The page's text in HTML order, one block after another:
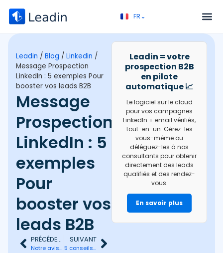
FR⌄
EN⌄
Leadin / Blog / Linkedin /
Message Prospection
LinkedIn : 5 exemples Pour
booster vos leads B2B
Message
Prospection
LinkedIn : 5
exemples
Pour
booster vos
leads B2B
PRÉCÉDENT
Notre avis sur We-Connect : l’outil le plus sûr pour automatiser LinkedIn
SUIVANT
5 conseils simples à appliquer pour sourcer des candidats sur LinkedIn
Leadin = votre
prospection B2B
en pilote
automatique 📈
Le logiciel sur le cloud
pour vos campagnes
LinkedIn + email vérifiés,
tout-en-un. Gérez-les
vous-même ou
déléguez-les à nos
consultants pour obtenir
directement des leads
qualifiés et des rendez-
vous.
En savoir plus